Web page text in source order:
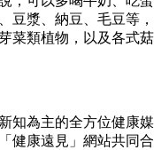
豆漿、納豆、毛豆等，
菜類植物，以及各式菇
知為主的全方位健康媒
健康遠見」網站共同合